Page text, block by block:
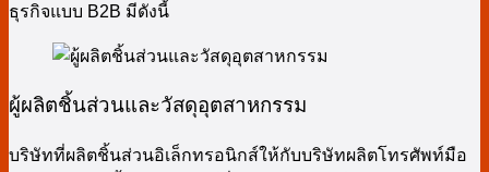
ธุรกิจแบบ B2B มีดังนี้
ผู้ผลิตชิ้นส่วนและวัสดุอุตสาหกรรม
บริษัทที่ผลิตชิ้นส่วนอิเล็กทรอนิกส์ให้กับบริษัทผลิตโทรศัพท์มือ